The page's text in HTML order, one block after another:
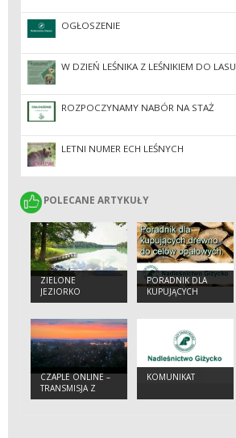
OGŁOSZENIE
W DZIEŃ LEŚNIKA Z LEŚNIKIEM DO LASU
ROZPOCZYNAMY NABÓR NA STAŻ
LETNI NUMER ECH LEŚNYCH
POLECANE ARTYKUŁY
POLECANE ARTYKUŁY
ZIELONE
JEZIORKO
PORADNIK DLA
KUPUJĄCYCH
DREWNO
CZAPLE ONLINE –
TRANSMISJA Z
KOLONII CZAPLI
KOMUNIKAT